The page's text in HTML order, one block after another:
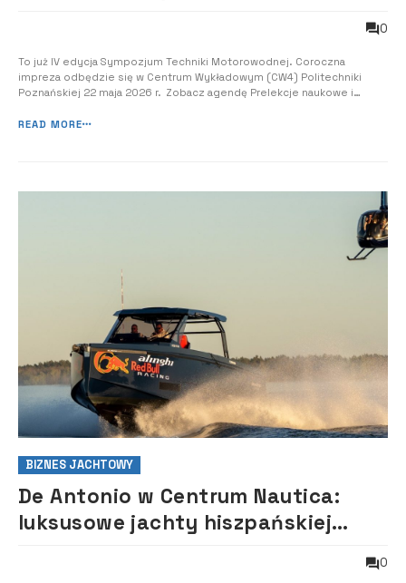
0
To już IV edycja Sympozjum Techniki Motorowodnej. Coroczna
impreza odbędzie się w Centrum Wykładowym (CW4) Politechniki
Poznańskiej 22 maja 2026 r. Zobacz agendę Prelekcje naukowe i
oraz inżynierowie przyszłości podzielą się najnowszymi wynikami
READ MORE
BIZNES JACHTOWY
De Antonio w Centrum Nautica:
luksusowe jachty hiszpańskiej
0